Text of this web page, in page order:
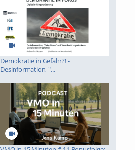
Demokratie in Gefahr?! -
Desinformation, "...